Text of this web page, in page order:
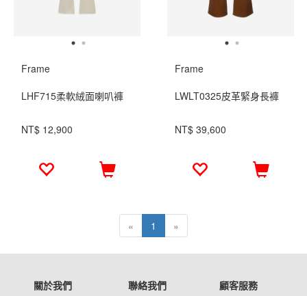
Frame
LHF715柔軟絨面喇叭褲
NT$ 12,900
Frame
LWLT0325皮革緊身長褲
NT$ 39,600
« 1 »
關於我們 聯絡我們 顧客服務